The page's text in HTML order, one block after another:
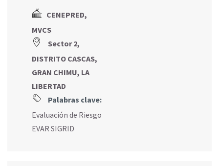
CENEPRED,
MVCS
Sector 2,
DISTRITO CASCAS,
GRAN CHIMU, LA
LIBERTAD
Palabras clave:
Evaluación de Riesgo
EVAR SIGRID